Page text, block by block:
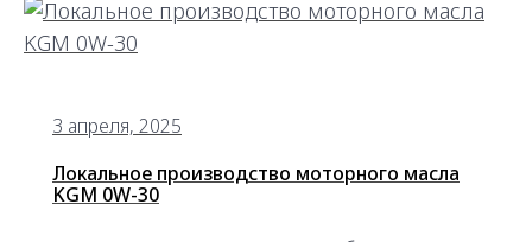
3 апреля, 2025
Локальное производство моторного масла
KGM 0W-30